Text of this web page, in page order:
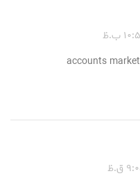
accounts market